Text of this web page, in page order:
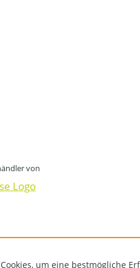
von
um eine bestmögliche